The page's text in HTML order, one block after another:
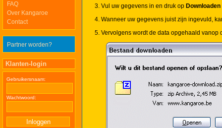
FAQ
Over Kangaroe
Contact
Partner worden?
Klanten-login
Gebruikersnaam:
Wachtwoord:
Vul uw gegevens in en druk op Downloaden
Wanneer uw gegevens juist zijn ingevuld,
Vervolgens wordt de data opgehaald vanop